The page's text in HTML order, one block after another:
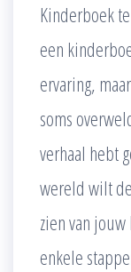
Kinderboek
een
ervaring,
soms
verhaal hebt
wereld wilt
zien van
enkele